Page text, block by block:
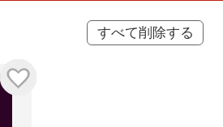
すべて削除する